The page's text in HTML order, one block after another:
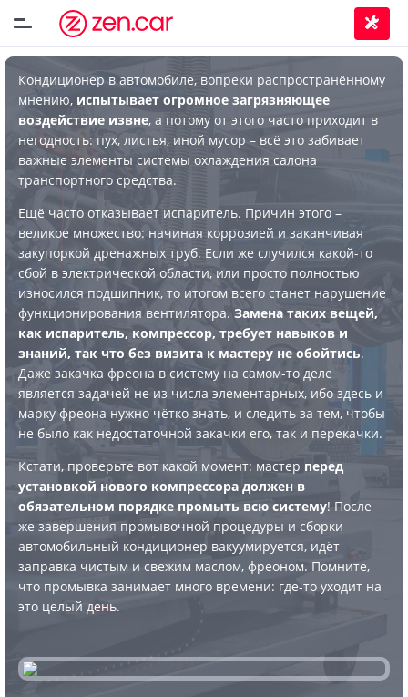
Кондиционер в автомобиле, вопреки распространённому
мнению, испытывает огромное загрязняющее
воздействие извне, а потому от этого часто приходит в
негодность: пух, листья, иной мусор – всё это забивает
важные элементы системы охлаждения салона
транспортного средства.
Ещё часто отказывает испаритель. Причин этого –
великое множество: начиная коррозией и заканчивая
закупоркой дренажных труб. Если же случился какой-то
сбой в электрической области, или просто полностью
износился подшипник, то итогом всего станет нарушение
функционирования вентилятора. Замена таких вещей,
как испаритель, компрессор, требует навыков и
знаний, так что без визита к мастеру не обойтись.
Даже закачка фреона в систему на самом-то деле
является задачей не из числа элементарных, ибо здесь и
марку фреона нужно чётко знать, и следить за тем, чтобы
не было как недостаточной закачки его, так и перекачки.
Кстати, проверьте вот какой момент: мастер перед
установкой нового компрессора должен в
обязательном порядке промыть всю систему! После
же завершения промывочной процедуры и сборки
автомобильный кондиционер вакуумируется, идёт
заправка чистым и свежим маслом, фреоном. Помните,
что промывка занимает много времени: где-то уходит на
это целый день.